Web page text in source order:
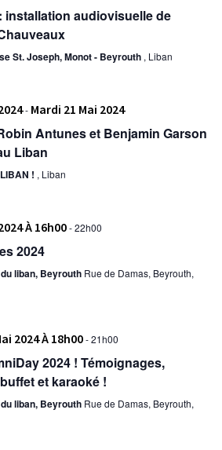
installation audiovisuelle de
St. Joseph, Monot - Beyrouth , Liban
- Mardi 21 Mai 2024
Antunes et Benjamin Garson
Liban
! , Liban
À 16h00-22h00
2024
liban, Beyrouth Rue de Damas, Beyrouth,
2024 À 18h00-21h00
2024 ! Témoignages,
et karaoké !
liban, Beyrouth Rue de Damas, Beyrouth,